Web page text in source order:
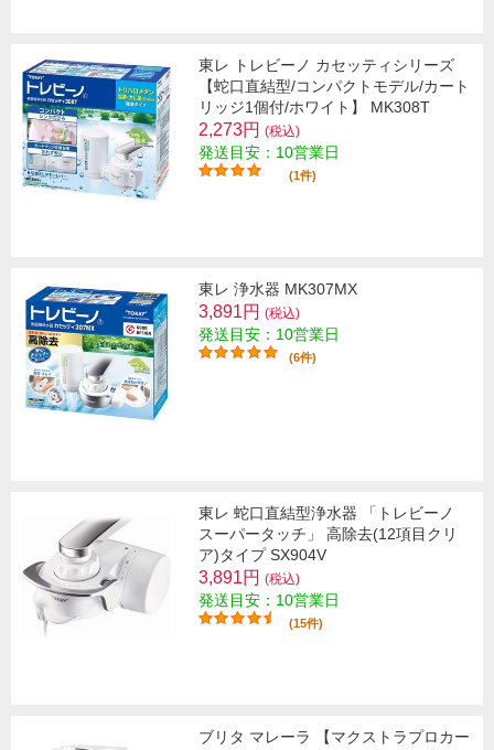
東レ トレビーノ カセッティシリーズ
【蛇口直結型/コンパクトモデル/カート
リッジ1個付/ホワイト】 MK308T
2,273円 (税込)
発送目安：10営業日
(1件)
東レ 浄水器 MK307MX
3,891円 (税込)
発送目安：10営業日
(6件)
東レ 蛇口直結型浄水器 「トレビーノ
スーパータッチ」 高除去(12項目クリ
ア)タイプ SX904V
3,891円 (税込)
発送目安：10営業日
(15件)
ブリタ マレーラ 【マクストラプロカー